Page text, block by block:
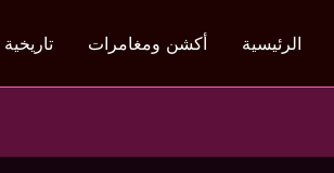
الرئيسية أكشن ومغامرات تاريخية